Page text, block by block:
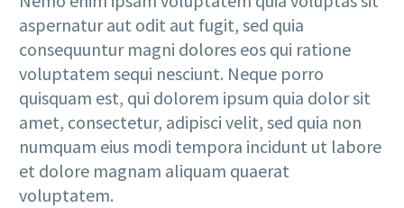
aspernatur aut odit aut fugit, sed quia
consequuntur magni dolores eos qui ratione
voluptatem sequi nesciunt. Neque porro
quisquam est, qui dolorem ipsum quia dolor sit
amet, consectetur, adipisci velit, sed quia non
numquam eius modi tempora incidunt ut labore
et dolore magnam aliquam quaerat
voluptatem.